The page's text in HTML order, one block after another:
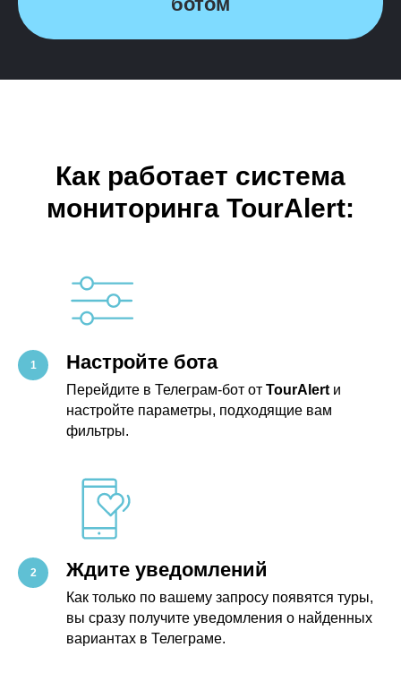
Как работает система
мониторинга TourAlert:
Настройте бота
Перейдите в Телеграм-бот от TourAlert и
настройте параметры, подходящие вам
фильтры.
Ждите уведомлений
Как только по вашему запросу появятся туры,
вы сразу получите уведомления о найденных
вариантах в Телеграме.